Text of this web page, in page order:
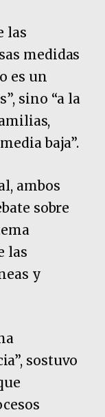
las
medidas
es un
sino “a la
baja”.
ambos
sobre
las
y
sostuvo